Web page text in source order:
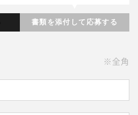
書類を添付して応募する
※全角